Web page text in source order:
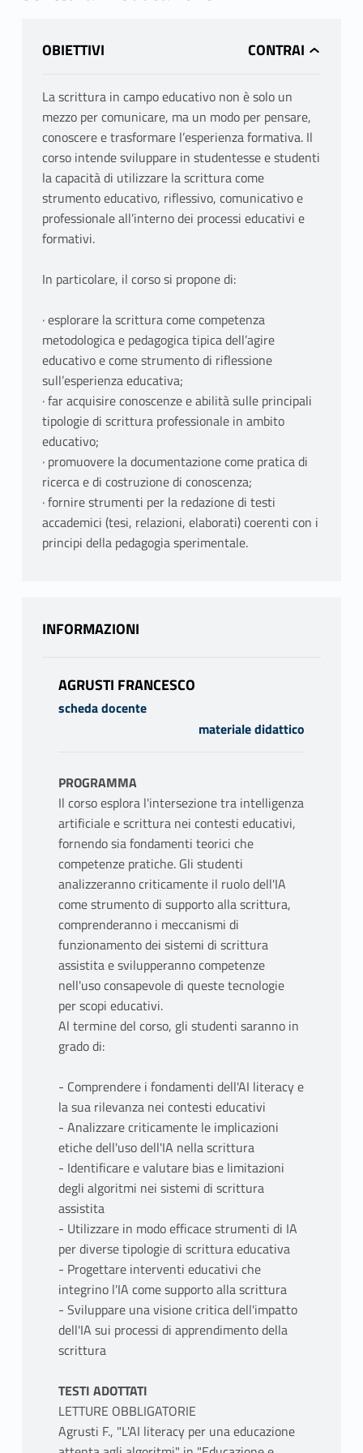
OBIETTIVI
La scrittura in campo educativo non è solo un
mezzo per comunicare, ma un modo per pensare,
conoscere e trasformare l’esperienza formativa. Il
corso intende sviluppare in studentesse e studenti
la capacità di utilizzare la scrittura come
strumento educativo, riflessivo, comunicativo e
professionale all’interno dei processi educativi e
formativi.
In particolare, il corso si propone di:
· esplorare la scrittura come competenza
metodologica e pedagogica tipica dell’agire
educativo e come strumento di riflessione
sull’esperienza educativa;
· far acquisire conoscenze e abilità sulle principali
tipologie di scrittura professionale in ambito
educativo;
· promuovere la documentazione come pratica di
ricerca e di costruzione di conoscenza;
· fornire strumenti per la redazione di testi
accademici (tesi, relazioni, elaborati) coerenti con i
principi della pedagogia sperimentale.
INFORMAZIONI
AGRUSTI FRANCESCO
scheda docente
materiale didattico
PROGRAMMA
Il corso esplora l'intersezione tra intelligenza
artificiale e scrittura nei contesti educativi,
fornendo sia fondamenti teorici che
competenze pratiche. Gli studenti
analizzeranno criticamente il ruolo dell'IA
come strumento di supporto alla scrittura,
comprenderanno i meccanismi di
funzionamento dei sistemi di scrittura
assistita e svilupperanno competenze
nell'uso consapevole di queste tecnologie
per scopi educativi.
Al termine del corso, gli studenti saranno in
grado di:
- Comprendere i fondamenti dell'AI literacy e
la sua rilevanza nei contesti educativi
- Analizzare criticamente le implicazioni
etiche dell'uso dell'IA nella scrittura
- Identificare e valutare bias e limitazioni
degli algoritmi nei sistemi di scrittura
assistita
- Utilizzare in modo efficace strumenti di IA
per diverse tipologie di scrittura educativa
- Progettare interventi educativi che
integrino l'IA come supporto alla scrittura
- Sviluppare una visione critica dell'impatto
dell'IA sui processi di apprendimento della
scrittura
TESTI ADOTTATI
LETTURE OBBLIGATORIE
Agrusti F., "L'AI literacy per una educazione